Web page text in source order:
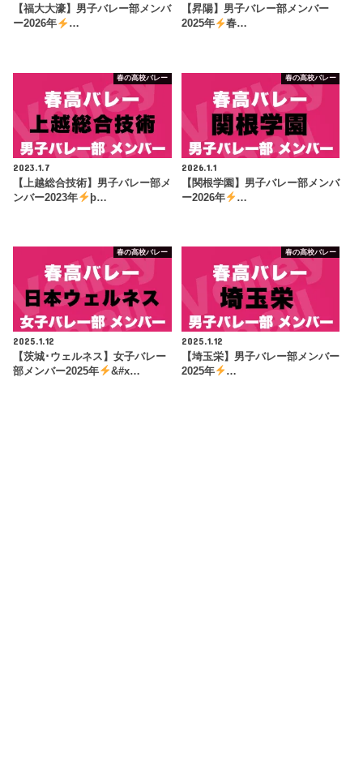
【福大大濠】男子バレー部メンバ
ー2026年
…
【昇陽】男子バレー部メンバー
2025年
春…
春の高校バレー
2023.1.7
【上越総合技術】男子バレー部メ
ンバー2023年
þ…
春の高校バレー
2026.1.1
【関根学園】男子バレー部メンバ
ー2026年
…
春の高校バレー
2025.1.12
【茨城･ウェルネス】女子バレー
部メンバー2025年
&#x…
春の高校バレー
2025.1.12
【埼玉栄】男子バレー部メンバー
2025年
…